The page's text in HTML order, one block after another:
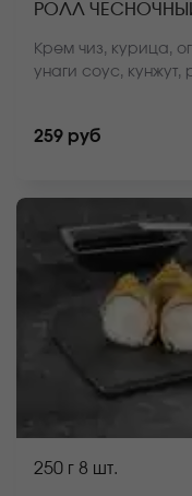
РОЛЛ
Крем чиз, курица,
унаги соус,
259 руб
250 г 8 шт.